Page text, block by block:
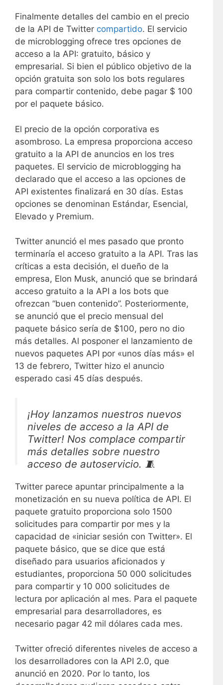
Finalmente detalles del cambio en el precio
de la API de Twitter compartido. El servicio
de microblogging ofrece tres opciones de
acceso a la API: gratuito, básico y
empresarial. Si bien el público objetivo de la
opción gratuita son solo los bots regulares
para compartir contenido, debe pagar $ 100
por el paquete básico.
El precio de la opción corporativa es
asombroso. La empresa proporciona acceso
gratuito a la API de anuncios en los tres
paquetes. El servicio de microblogging ha
declarado que el acceso a las opciones de
API existentes finalizará en 30 días. Estas
opciones se denominan Estándar, Esencial,
Elevado y Premium.
Twitter anunció el mes pasado que pronto
terminaría el acceso gratuito a la API. Tras las
críticas a esta decisión, el dueño de la
empresa, Elon Musk, anunció que se brindará
acceso gratuito a la API a los bots que
ofrezcan “buen contenido”. Posteriormente,
se anunció que el precio mensual del
paquete básico sería de $100, pero no dio
más detalles. Al posponer el lanzamiento de
nuevos paquetes API por «unos días más» el
13 de febrero, Twitter hizo el anuncio
esperado casi 45 días después.
¡Hoy lanzamos nuestros nuevos
niveles de acceso a la API de
Twitter! Nos complace compartir
más detalles sobre nuestro
acceso de autoservicio. 🧵
— Desarrollador de Twitter
(@TwitterDev)29 de marzo de
2023
Twitter parece apuntar principalmente a la
monetización en su nueva política de API. El
paquete gratuito proporciona solo 1500
solicitudes para compartir por mes y la
capacidad de «iniciar sesión con Twitter». El
paquete básico, que se dice que está
diseñado para usuarios aficionados y
estudiantes, proporciona 50 000 solicitudes
para compartir y 10 000 solicitudes de
lectura por aplicación al mes. Para el paquete
empresarial para desarrolladores, es
necesario pagar 42 mil dólares cada mes.
Twitter ofreció diferentes niveles de acceso a
los desarrolladores con la API 2.0, que
anunció en 2020. Por lo tanto, los